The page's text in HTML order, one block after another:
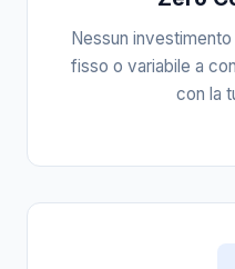
Nessun
fisso o variabile a
con la